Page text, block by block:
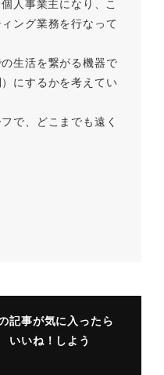
人事業主になり、こ
ング業務を行なって
生活を繋がる機器で
にするかを考えてい
で、どこまでも遠く
記事が気に入ったら
いいね！しよう